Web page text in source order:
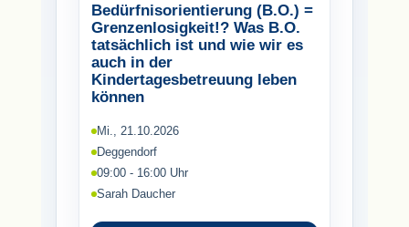
Bedürfnisorientierung (B.O.) =
Grenzenlosigkeit!? Was B.O.
tatsächlich ist und wie wir es
auch in der
Kindertagesbetreuung leben
können
Mi., 21.10.2026
Deggendorf
09:00 - 16:00 Uhr
Sarah Daucher